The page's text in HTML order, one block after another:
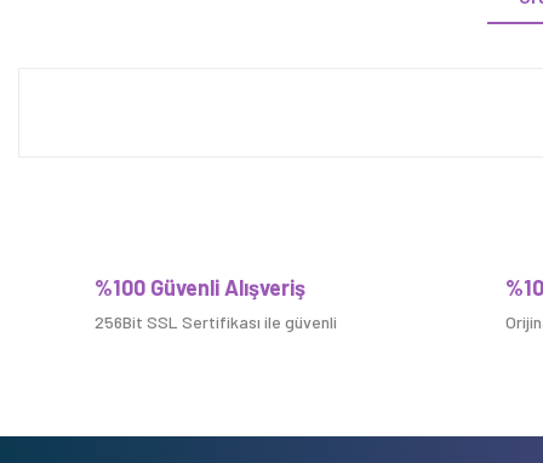
%100 Güvenli Alışveriş
256Bit SSL Sertifikası ile güvenli